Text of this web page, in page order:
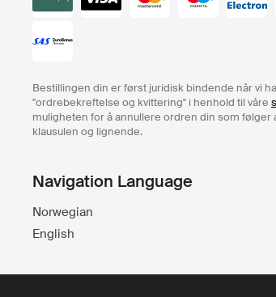
Bestillingen din er først juridisk bindende når vi
"ordrebekreftelse og kvittering" i henhold til våre
muligheten for å annullere ordren din som
klausulen og lignende.
Navigation Language
Norwegian
English